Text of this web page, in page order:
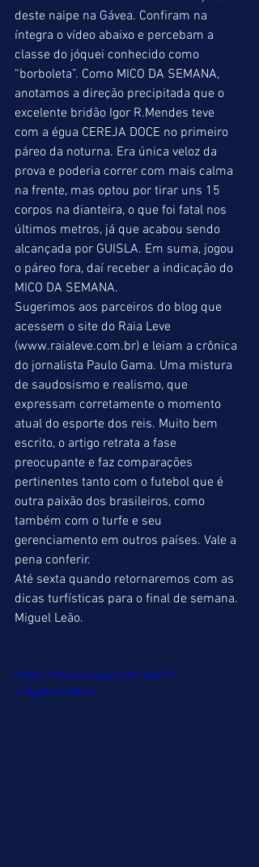
deste naipe na Gávea. Confiram na
íntegra o vídeo abaixo e percebam a
classe do jóquei conhecido como
“borboleta”. Como MICO DA SEMANA,
anotamos a direção precipitada que o
excelente bridão Igor R.Mendes teve
com a égua CEREJA DOCE no primeiro
páreo da noturna. Era única veloz da
prova e poderia correr com mais calma
na frente, mas optou por tirar uns 15
corpos na dianteira, o que foi fatal nos
últimos metros, já que acabou sendo
alcançada por GUISLA. Em suma, jogou
o páreo fora, daí receber a indicação do
MICO DA SEMANA.
Sugerimos aos parceiros do blog que
acessem o site do Raia Leve
(www.raialeve.com.br) e leiam a crônica
do jornalista Paulo Gama. Uma mistura
de saudosismo e realismo, que
expressam corretamente o momento
atual do esporte dos reis. Muito bem
escrito, o artigo retrata a fase
preocupante e faz comparações
pertinentes tanto com o futebol que é
outra paixão dos brasileiros, como
também com o turfe e seu
gerenciamento em outros países. Vale a
pena conferir.
Até sexta quando retornaremos com as
dicas turfísticas para o final de semana.
Miguel Leão.
https://www.youtube.com/watch?
v=dppfKmn0KVw